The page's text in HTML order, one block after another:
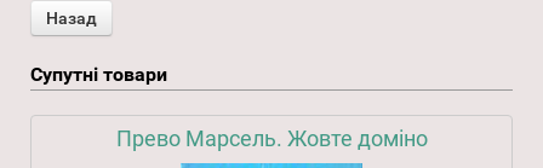
Супутні товари
Прево Марсель. Жовте доміно